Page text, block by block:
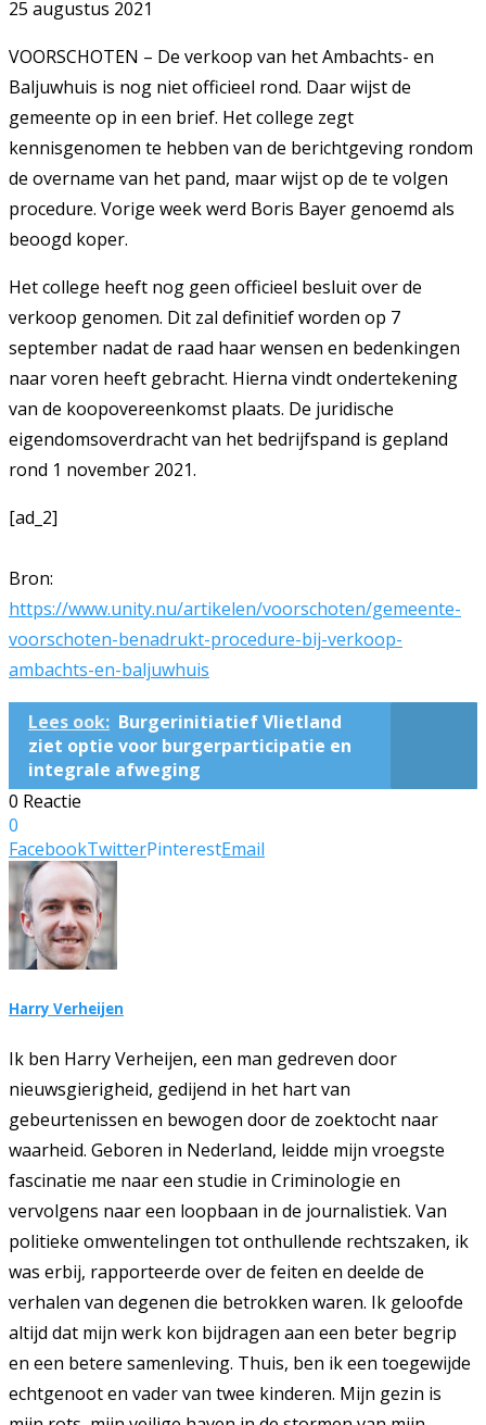
25 augustus 2021
VOORSCHOTEN – De verkoop van het Ambachts- en
Baljuwhuis is nog niet officieel rond. Daar wijst de
gemeente op in een brief. Het college zegt
kennisgenomen te hebben van de berichtgeving rondom
de overname van het pand, maar wijst op de te volgen
procedure. Vorige week werd Boris Bayer genoemd als
beoogd koper.
Het college heeft nog geen officieel besluit over de
verkoop genomen. Dit zal definitief worden op 7
september nadat de raad haar wensen en bedenkingen
naar voren heeft gebracht. Hierna vindt ondertekening
van de koopovereenkomst plaats. De juridische
eigendomsoverdracht van het bedrijfspand is gepland
rond 1 november 2021.
[ad_2]
Bron:
https://www.unity.nu/artikelen/voorschoten/gemeente-
voorschoten-benadrukt-procedure-bij-verkoop-
ambachts-en-baljuwhuis
Lees ook: Burgerinitiatief Vlietland
ziet optie voor burgerparticipatie en
integrale afweging
0 Reactie
0
FacebookTwitterPinterestEmail
Harry Verheijen
Ik ben Harry Verheijen, een man gedreven door
nieuwsgierigheid, gedijend in het hart van
gebeurtenissen en bewogen door de zoektocht naar
waarheid. Geboren in Nederland, leidde mijn vroegste
fascinatie me naar een studie in Criminologie en
vervolgens naar een loopbaan in de journalistiek. Van
politieke omwentelingen tot onthullende rechtszaken, ik
was erbij, rapporteerde over de feiten en deelde de
verhalen van degenen die betrokken waren. Ik geloofde
altijd dat mijn werk kon bijdragen aan een beter begrip
en een betere samenleving. Thuis, ben ik een toegewijde
echtgenoot en vader van twee kinderen. Mijn gezin is